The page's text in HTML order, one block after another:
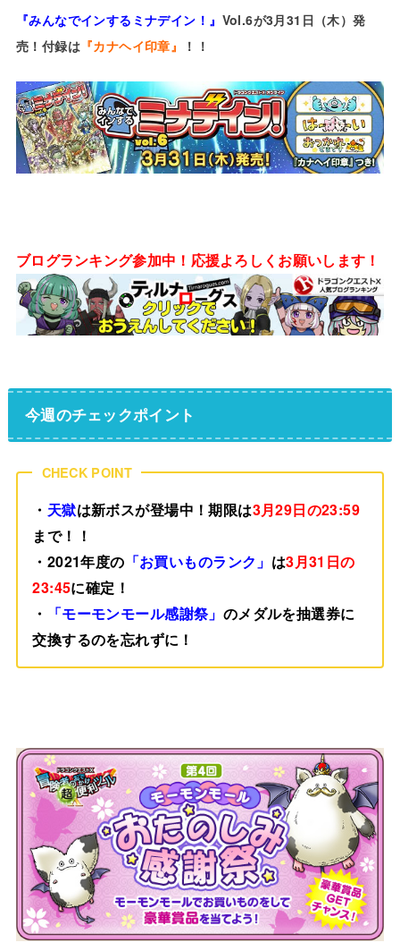
『みんなでインするミナデイン！』 Vol.6が3月31日（木）発
売！付録は『カナヘイ印章』 ！！
ブログランキング参加中！応援よろしくお願いします！
今週のチェックポイント
CHECK POINT
・ 天獄は新ボスが登場中！期限は3月29日の23:59
まで！！
・2021年度の 「お買いものランク」 は3月31日の
23:45に確定！
・
「モーモンモール感謝祭」 のメダルを抽選券に
交換するのを忘れずに！